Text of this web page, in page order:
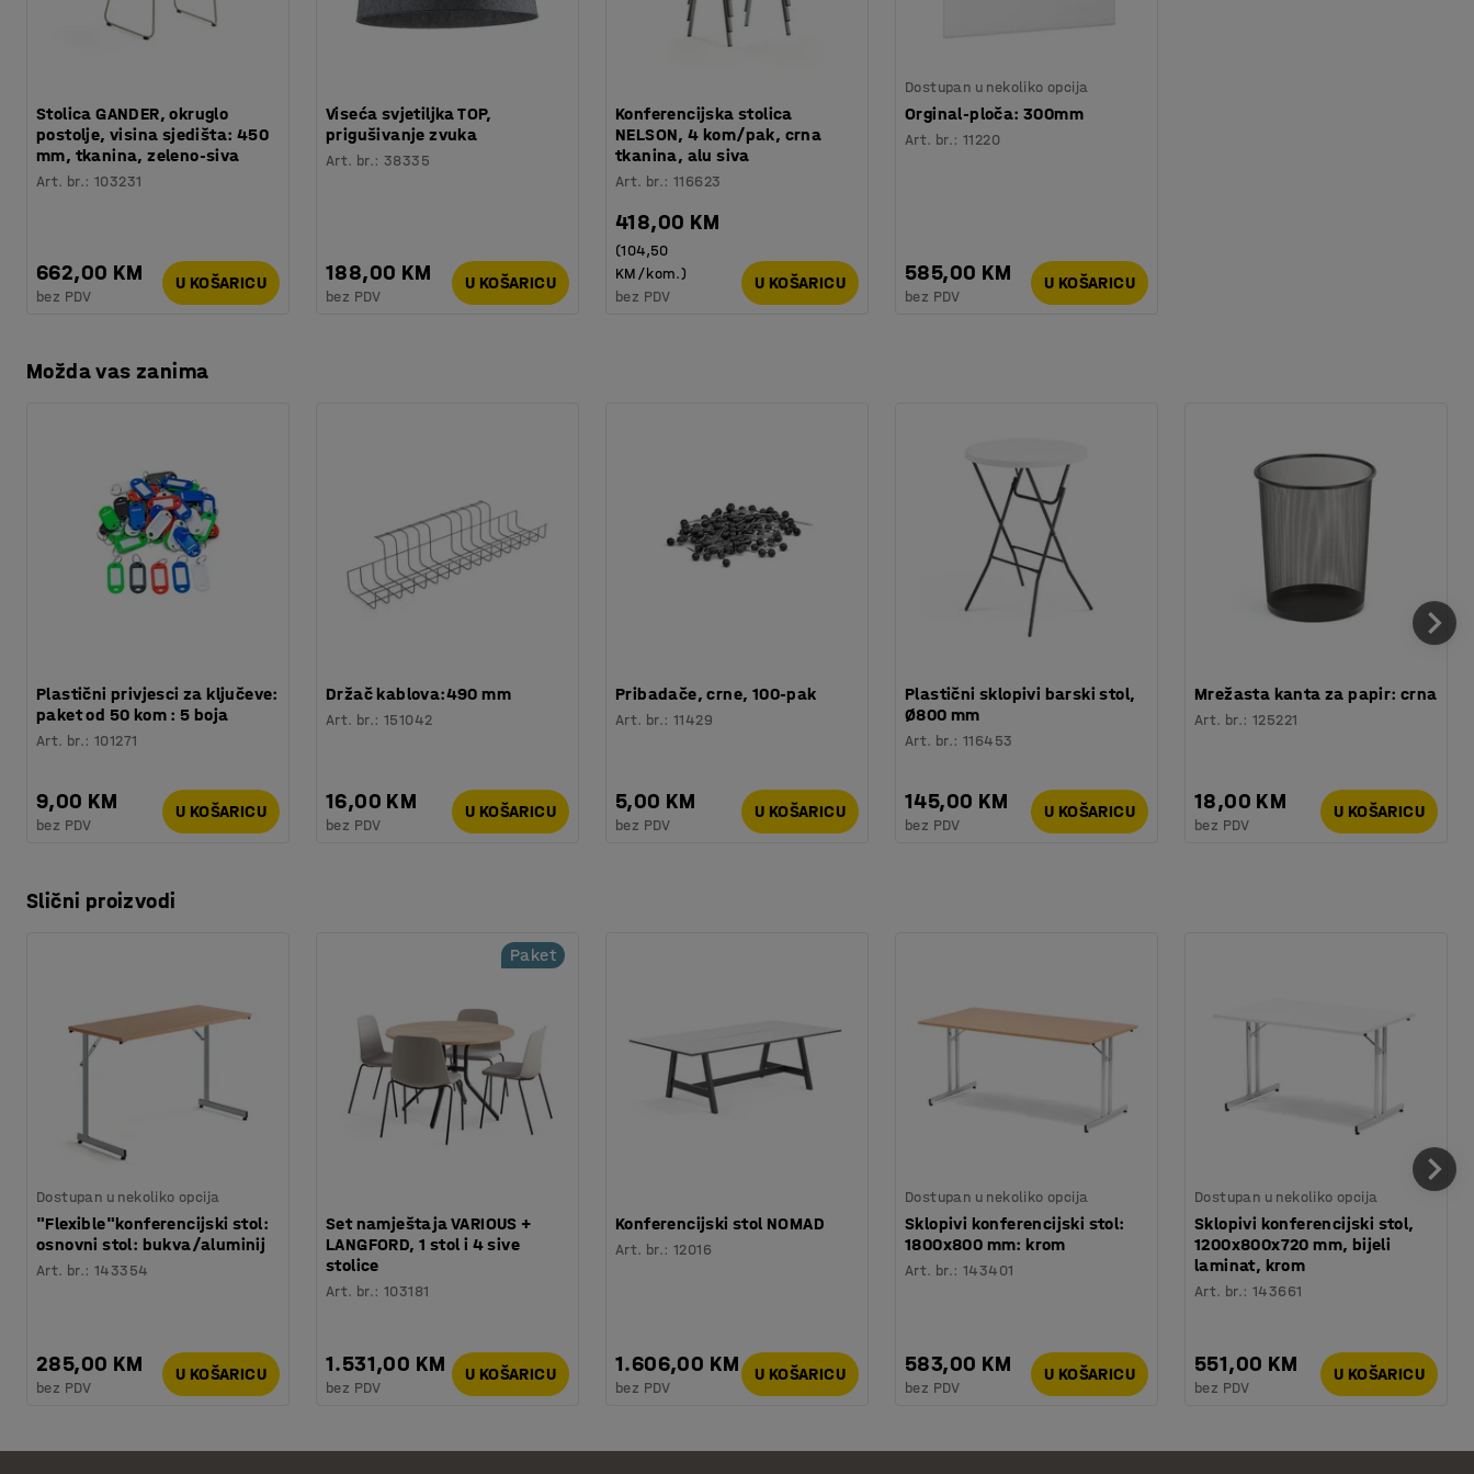
Stolica GANDER, okruglo
postolje, visina sjedišta: 450
mm, tkanina, zeleno-siva
Art. br.:103231
662,00 KM
bez PDV
U KOŠARICU
Viseća svjetiljka TOP,
prigušivanje zvuka
Art. br.:38335
188,00 KM
bez PDV
U KOŠARICU
Konferencijska stolica
NELSON, 4 kom/pak, crna
tkanina, alu siva
Art. br.:116623
418,00 KM
(104,50
KM/kom.)
bez PDV
U KOŠARICU
Dostupan u nekoliko opcija
Orginal-ploča: 300mm
Art. br.:11220
585,00 KM
bez PDV
U KOŠARICU
Možda vas zanima
Plastični privjesci za ključeve:
paket od 50 kom : 5 boja
Art. br.:101271
9,00 KM
bez PDV
U KOŠARICU
Držač kablova:490 mm
Art. br.:151042
16,00 KM
bez PDV
U KOŠARICU
Pribadače, crne, 100-pak
Art. br.:11429
5,00 KM
bez PDV
U KOŠARICU
Plastični sklopivi barski stol,
Ø800 mm
Art. br.:116453
145,00 KM
bez PDV
U KOŠARICU
Mrežasta kanta za papir: crna
Art. br.:125221
18,00 KM
bez PDV
U KOŠARICU
Slični proizvodi
Dostupan u nekoliko opcija
"Flexible"konferencijski stol:
osnovni stol: bukva/aluminij
Art. br.:143354
285,00 KM
bez PDV
U KOŠARICU
Paket
Set namještaja VARIOUS +
LANGFORD, 1 stol i 4 sive
stolice
Art. br.:103181
1.531,00 KM
bez PDV
U KOŠARICU
Konferencijski stol NOMAD
Art. br.:12016
1.606,00 KM
bez PDV
U KOŠARICU
Dostupan u nekoliko opcija
Sklopivi konferencijski stol:
1800x800 mm: krom
Art. br.:143401
583,00 KM
bez PDV
U KOŠARICU
Dostupan u nekoliko opcija
Sklopivi konferencijski stol,
1200x800x720 mm, bijeli
laminat, krom
Art. br.:143661
551,00 KM
bez PDV
U KOŠARICU